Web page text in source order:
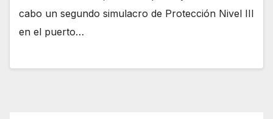
cabo un segundo simulacro de Protección Nivel III
en el puerto…